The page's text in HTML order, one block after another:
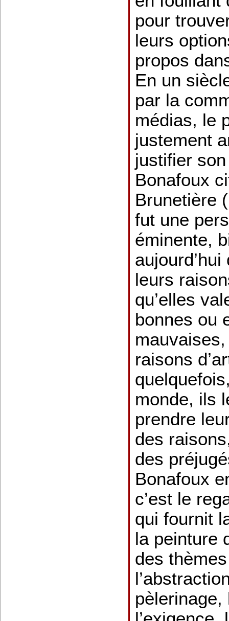
pour
leurs
propos
En un
par la
médias, le
justement
justifier
Bonafoux
Brunetière
fut une
éminente,
leurs
qu’elles
bonnes ou
raisons
monde, ils
prendre
des
des
Bonafoux
c’est le
qui fournit
la peinture
des
pèlerinage,